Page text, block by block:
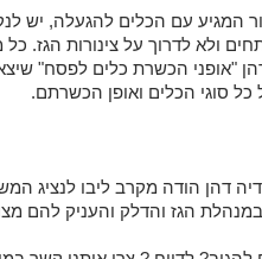
המגיע עם הכלים להגעלה, יש
ולא לדרוך על צינורות הגז.
"אופני הכשרת כלים לפסח"
כל סוגי הכלים ואופן הכשרתם.
דהן הודה מקרב ליבו לנציג
במנהלת הגז והדלק והעניק להם